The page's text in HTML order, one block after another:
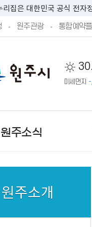
리집은 대한민국 공식 전자
원주관광 통합예약
미세먼지
원주소식
사
원
곡관설 행정복지센
인수위원회 활동보
예
기
제
상징
업
원주소개